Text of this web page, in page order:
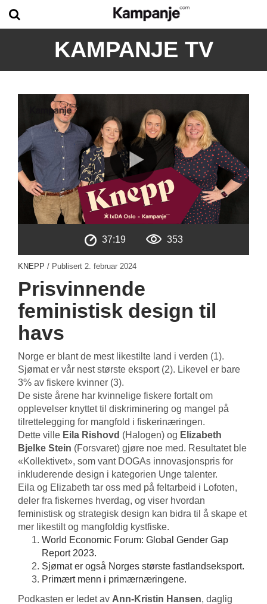
KAMPANJE TV
37:19 353
KNEPP / Publisert 2. februar 2024
Prisvinnende
feministisk design til
havs
Norge er blant de mest likestilte land i verden (1).
Sjømat er vår nest største eksport (2). Likevel er bare
3% av fiskere kvinner (3).
De siste årene har kvinnelige fiskere fortalt om
opplevelser knyttet til diskriminering og mangel på
tilrettelegging for mangfold i fiskerinæringen.
Dette ville Eila Rishovd (Halogen) og Elizabeth
Bjelke Stein (Forsvaret) gjøre noe med. Resultatet ble
«Kollektivet», som vant DOGAs innovasjonspris for
inkluderende design i kategorien Unge talenter.
Eila og Elizabeth tar oss med på feltarbeid i Lofoten,
deler fra fiskernes hverdag, og viser hvordan
feministisk og strategisk design kan bidra til å skape et
mer likestilt og mangfoldig kystfiske.
World Economic Forum: Global Gender Gap
Report 2023.
Sjømat er også Norges største fastlandseksport.
Primært menn i primærnæringene.
Podkasten er ledet av Ann-Kristin Hansen, daglig